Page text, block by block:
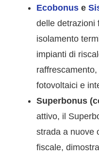
Ecobonus e
delle detrazioni
isolamento
impianti di
fotovoltaici e
Superbonus
attivo, il
strada a nuove
fiscale,